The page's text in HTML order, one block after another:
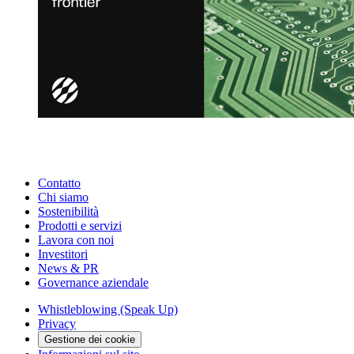
Contatto
Chi siamo
Sostenibilità
Prodotti e servizi
Lavora con noi
Investitori
News & PR
Governance aziendale
Whistleblowing (Speak Up)
Privacy
Gestione dei cookie